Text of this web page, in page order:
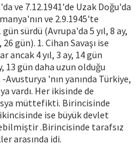
ve 7.12.1941'de Uzak Doğu'da
ve 2.9.1945'te
sürdü (Avrupa'da 5 yıl, 8 ay,
gün). 1. Cihan Savaşı ise
ancak 4 yıl, 3 ay, 14 gün
13 gün daha uzun olduğu
'nın yanında Türkiye,
vardı. Her ikisinde de
müttefikti. Birincisinde
ise büyük devlet
.Birincisinde tarafsız
arasında idi.